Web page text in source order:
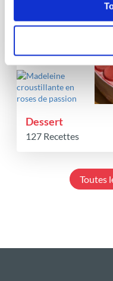
Dessert
127 Recettes
Toutes